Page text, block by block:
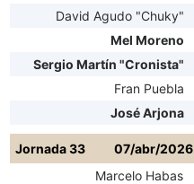
David Agudo "Chuky"
Mel Moreno
Sergio Martín "Cronista"
Fran Puebla
José Arjona
Jornada 33
07/abr/2026
Marcelo Habas